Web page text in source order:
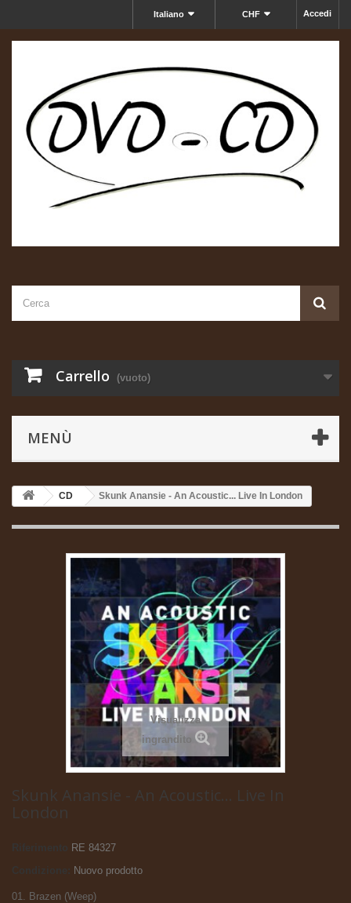
Accedi
CHF
Italiano
Carrello (vuoto)
MENÙ
CD Skunk Anansie - An Acoustic... Live In London
Visualizza
ingrandito
Skunk Anansie - An Acoustic... Live In
London
Riferimento
RE 84327
Nuovo prodotto
01. Brazen (Weep)